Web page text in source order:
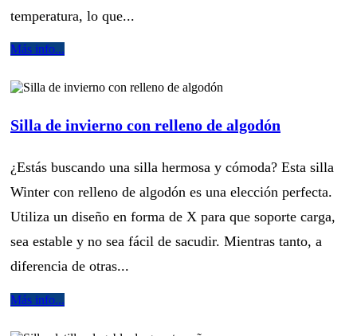
temperatura, lo que...
Más info...
Silla de invierno con relleno de algodón
¿Estás buscando una silla hermosa y cómoda? Esta silla
Winter con relleno de algodón es una elección perfecta.
Utiliza un diseño en forma de X para que soporte carga,
sea estable y no sea fácil de sacudir. Mientras tanto, a
diferencia de otras...
Más info...